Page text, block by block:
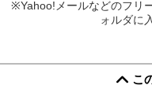
※Yahoo!メールなどのフリ
ォルダに
こ